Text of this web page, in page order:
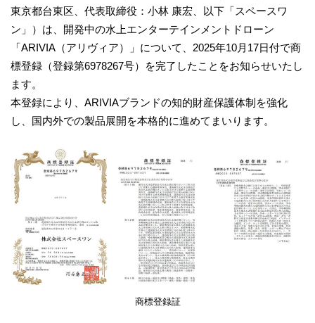
東京都台東区、代表取締役：小林 康宏、以下「スペースワ
ン」）は、開発中の水上エンターテインメントドローン
「ARIVIA（アリヴィア）」について、2025年10月17日付で商
標登録（登録第6978267号）を完了したことをお知らせいたし
ます。
本登録により、ARIVIAブランドの知的財産保護体制を強化
し、国内外での製品展開を本格的に進めてまいります。
商標登録証